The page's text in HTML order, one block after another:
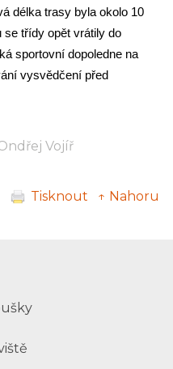
délka trasy byla okolo 10
se třídy opět vrátily do
sportovní dopoledne na
vysvědčení před
Vojíř
Tisknout ↑ Nahoru